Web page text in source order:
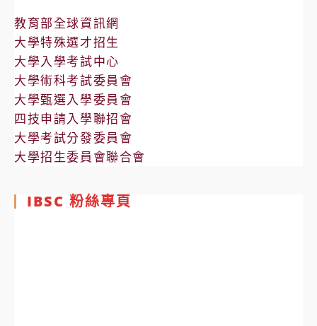
教育部全球資訊網
大學特殊選才招生
大學入學考試中心
大學術科考試委員會
大學甄選入學委員會
四技申請入學聯招會
大學考試分發委員會
大學招生委員會聯合會
IBSC 粉絲專頁